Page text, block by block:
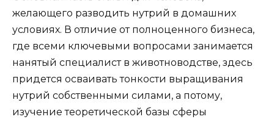
желающего разводить нутрий в домашних
условиях. В отличие от полноценного бизнеса,
где всеми ключевыми вопросами занимается
нанятый специалист в животноводстве, здесь
придется осваивать тонкости выращивания
нутрий собственными силами, а потому,
изучение теоретической базы сферы